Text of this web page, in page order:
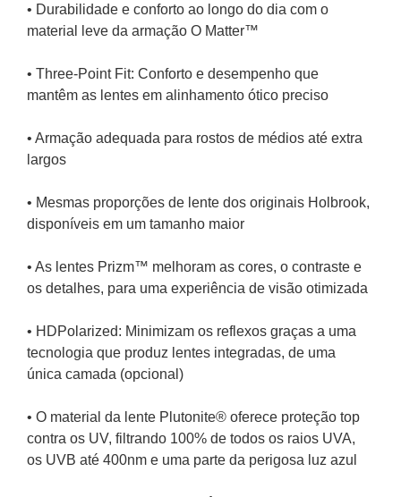
• Durabilidade e conforto ao longo do dia com o
material leve da armação O Matter™
• Three-Point Fit: Conforto e desempenho que
mantêm as lentes em alinhamento ótico preciso
• Armação adequada para rostos de médios até extra
largos
• Mesmas proporções de lente dos originais Holbrook,
disponíveis em um tamanho maior
• As lentes Prizm™ melhoram as cores, o contraste e
os detalhes, para uma experiência de visão otimizada
• HDPolarized: Minimizam os reflexos graças a uma
tecnologia que produz lentes integradas, de uma
única camada (opcional)
• O material da lente Plutonite® oferece proteção top
contra os UV, filtrando 100% de todos os raios UVA,
os UVB até 400nm e uma parte da perigosa luz azul